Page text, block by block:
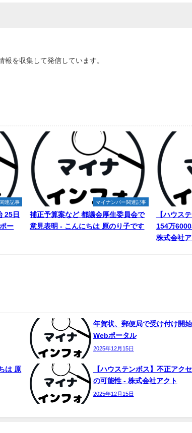
を収集して発信しています。
連記事
25日
ー
マイナンバー関連記事
補正予算案など 都議会厚生委員会で
意見表明 - こんにちは 原のり子です
【ハウス
154万
株式会社
年賀状、郵便局で受け付け開
Webポータル
2025年12月15日
は 原
【ハウステンボス】不正アク
の可能性 - 株式会社アクト
2025年12月15日